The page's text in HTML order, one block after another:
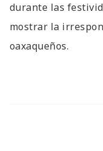
durante las
mostrar la
oaxaqueños.